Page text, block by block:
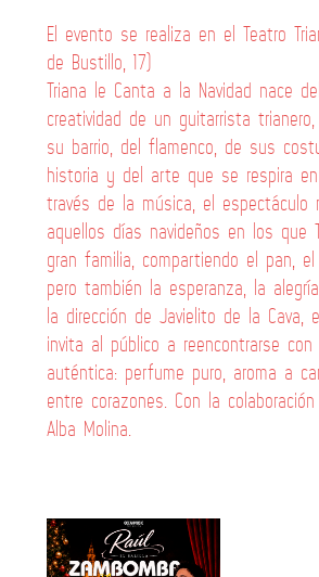
El evento se realiza en el Teatro
de Bustillo, 17)
Triana le Canta a la Navidad nace
creatividad de un guitarrista
su barrio, del flamenco, de sus
historia y del arte que se respira
través de la música, el espectáculo
aquellos días navideños en los que
gran familia, compartiendo el pan,
pero también la esperanza, la
la dirección de Javielito de la Cava,
invita al público a reencontrarse
auténtica: perfume puro, aroma a
entre corazones. Con la
Alba Molina.